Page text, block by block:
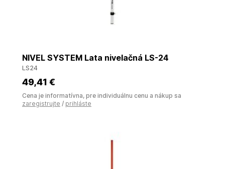
NIVEL SYSTEM Lata nivelačná LS-24
LS24
49,41 €
Cena je informatívna, pre individuálnu cenu a nákup sa
zaregistrujte / prihláste